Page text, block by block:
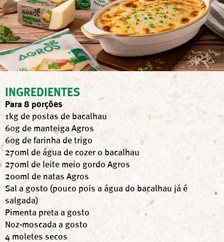
INGREDIENTES
Para 8 porções
1kg de postas de bacalhau
60g de manteiga Agros
60g de farinha de trigo
270ml de água de cozer o bacalhau
270ml de leite meio gordo Agros
200ml de natas Agros
Sal a gosto (pouco pois a água do bacalhau já é
salgada)
Pimenta preta a gosto
Noz-moscada a gosto
4 moletes secos